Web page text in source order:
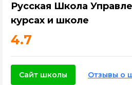
Русская Школа
курсах и школе
4.7
Сайт школы Отзывы о